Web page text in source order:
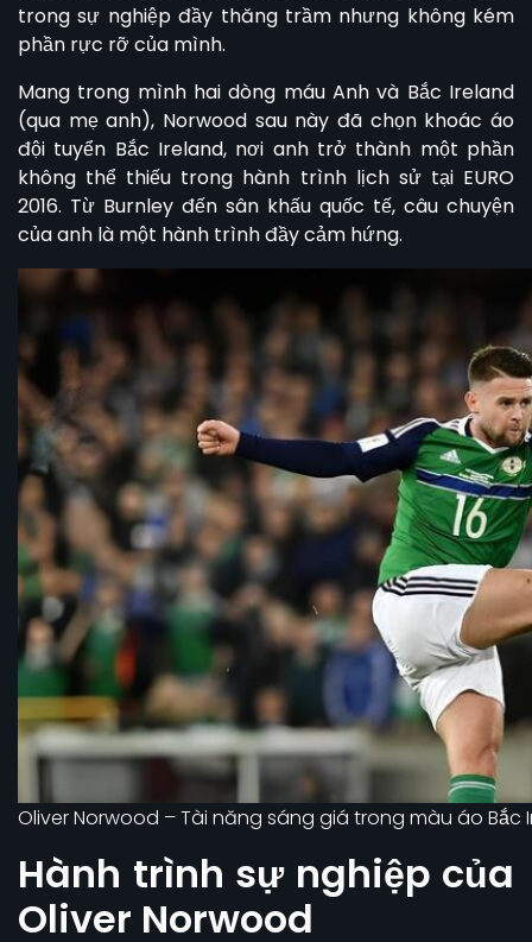
trong sự nghiệp đầy thăng trầm nhưng không kém
phần rực rỡ của mình.
Mang trong mình hai dòng máu Anh và Bắc Ireland
(qua mẹ anh), Norwood sau này đã chọn khoác áo
đội tuyển Bắc Ireland, nơi anh trở thành một phần
không thể thiếu trong hành trình lịch sử tại EURO
2016. Từ Burnley đến sân khấu quốc tế, câu chuyện
của anh là một hành trình đầy cảm hứng.
Oliver Norwood – Tài năng sáng giá trong màu áo Bắc
Hành trình sự nghiệp của
Oliver Norwood